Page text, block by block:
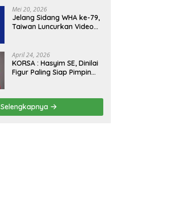
SMSI Sukseskan Jaga
Desa dan Jaga Dapur
MBG, Perkuat Pengawasan
Mei 20, 2026
Jelang Sidang WHA ke-79,
Taiwan Luncurkan Video
Inovasi Kesehatan Global
April 24, 2026
KORSA : Hasyim SE, Dinilai
Figur Paling Siap Pimpin
Selengkapnya